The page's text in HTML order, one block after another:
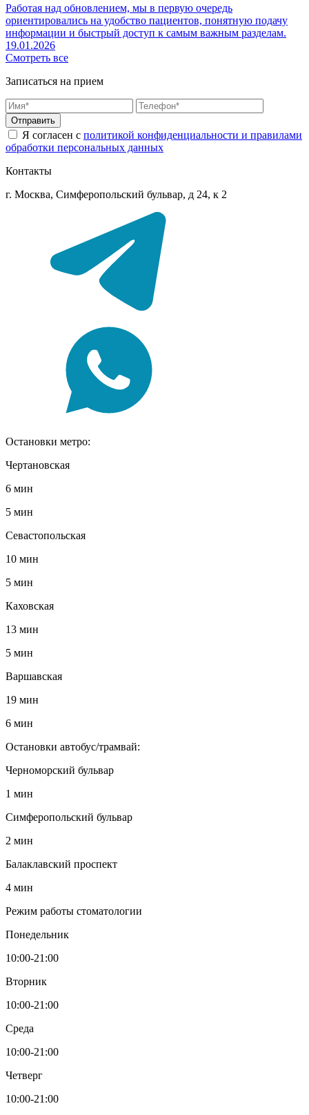
Работая над обновлением, мы в первую очередь
ориентировались на удобство пациентов, понятную подачу
информации и быстрый доступ к самым важным разделам.
19.01.2026
Смотреть все
Записаться на прием
Отправить
Я согласен с политикой конфиденциальности и правилами
обработки персональных данных
Контакты
г. Москва, Симферопольский бульвар, д 24, к 2
Остановки метро:
Чертановская
6 мин
5 мин
Севастопольская
10 мин
5 мин
Каховская
13 мин
5 мин
Варшавская
19 мин
6 мин
Остановки автобус/трамвай:
Черноморский бульвар
1 мин
Симферопольский бульвар
2 мин
Балаклавский проспект
4 мин
Режим работы стоматологии
Понедельник
10:00-21:00
Вторник
10:00-21:00
Среда
10:00-21:00
Четверг
10:00-21:00